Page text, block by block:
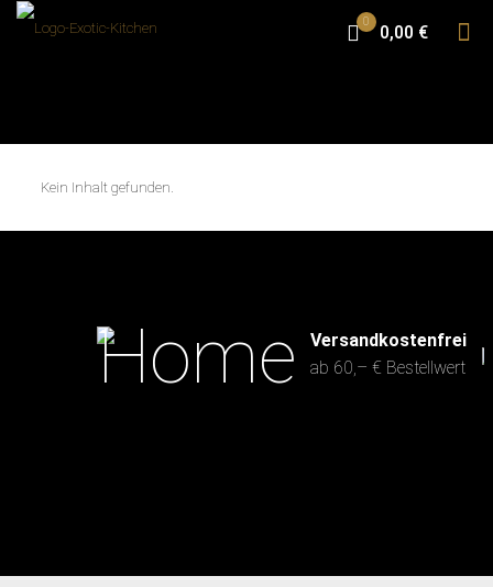
0
0,00 €
Kein Inhalt gefunden.
Versandkostenfrei
ab 60,– € Bestellwert